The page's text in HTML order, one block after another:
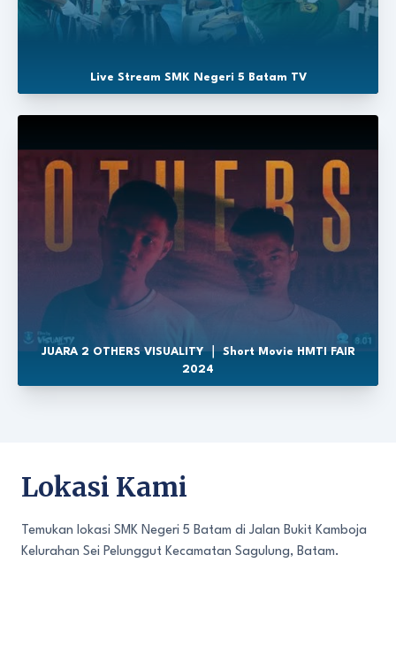
Live Stream SMK Negeri 5 Batam TV
JUARA 2 OTHERS VISUALITY ｜ Short Movie HMTI FAIR
2024
Lokasi Kami
Temukan lokasi SMK Negeri 5 Batam di Jalan Bukit Kamboja
Kelurahan Sei Pelunggut Kecamatan Sagulung, Batam.